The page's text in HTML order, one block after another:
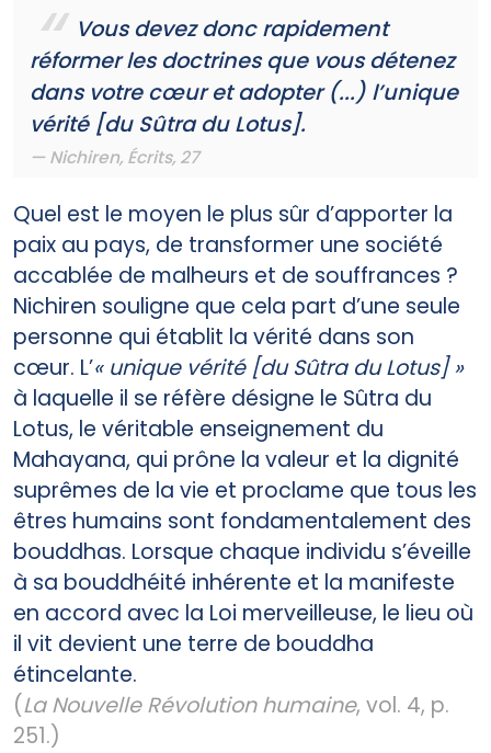
Vous devez donc rapidement
réformer les doctrines que vous détenez
dans votre cœur et adopter (...) l’unique
vérité [du Sûtra du Lotus].
Nichiren, Écrits, 27
Quel est le moyen le plus sûr d’apporter la
paix au pays, de transformer une société
accablée de malheurs et de souffrances ?
Nichiren souligne que cela part d’une seule
personne qui établit la vérité dans son
cœur. L’« unique vérité [du Sûtra du Lotus] »
à laquelle il se réfère désigne le Sûtra du
Lotus, le véritable enseignement du
Mahayana, qui prône la valeur et la dignité
suprêmes de la vie et proclame que tous les
êtres humains sont fondamentalement des
bouddhas. Lorsque chaque individu s’éveille
à sa bouddhéité inhérente et la manifeste
en accord avec la Loi merveilleuse, le lieu où
il vit devient une terre de bouddha
étincelante.
(La Nouvelle Révolution humaine, vol. 4, p.
251.)